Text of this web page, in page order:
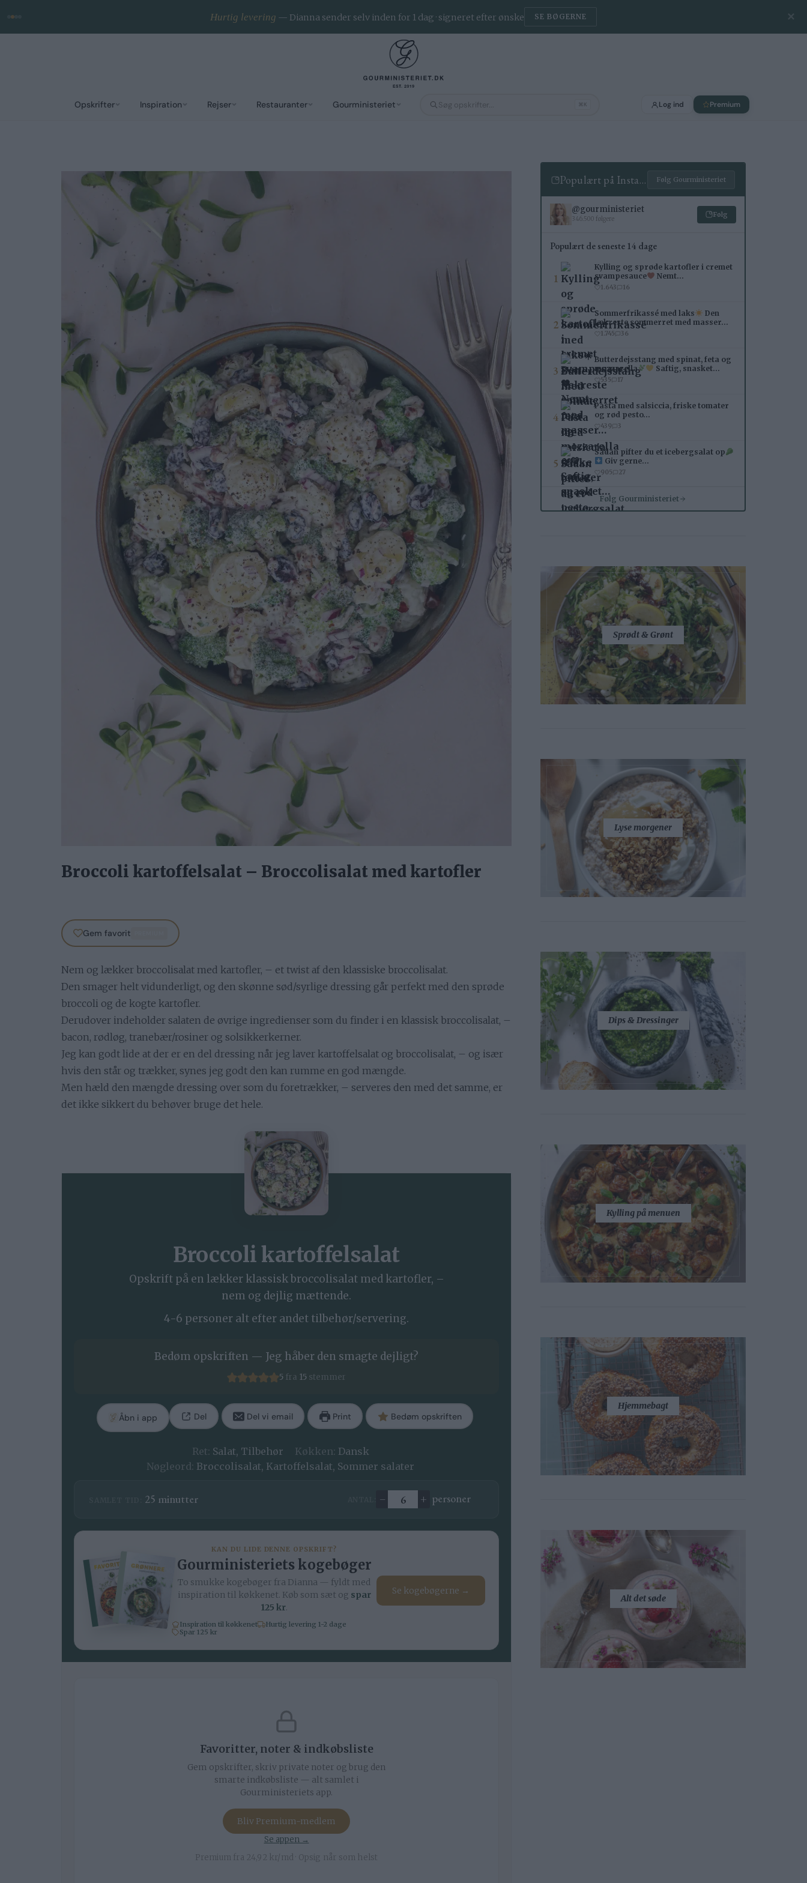
Opskrifter Inspiration Rejser Restauranter Gourministeriet ⌘K Log ind Premium
Hurtig levering — Dianna sender selv inden for 1 dag · signeret efter ønske SE BØGERNE ✕
Broccoli kartoffelsalat – Broccolisalat med kartofler
Gem favorit
Nem og lækker broccolisalat med kartofler, – et twist af den klassiske broccolisalat.
Den smager helt vidunderligt, og den skønne sød/syrlige dressing går perfekt med den sprøde
broccoli og de kogte kartofler.
Derudover indeholder salaten de øvrige ingredienser som du finder i en klassisk broccolisalat, –
bacon, rødløg, tranebær/rosiner og solsikkerkerner.
Jeg kan godt lide at der er en del dressing når jeg laver kartoffelsalat og broccolisalat, – og især
hvis den står og trækker, synes jeg godt den kan rumme en god mængde.
Men hæld den mængde dressing over som du foretrækker, – serveres den med det samme, er
det ikke sikkert du behøver bruge det hele.
Broccoli kartoffelsalat
Opskrift på en lækker klassisk broccolisalat med kartofler, –
nem og dejlig mættende.
4-6 personer alt efter andet tilbehør/servering.
Bedøm opskriften — Jeg håber den smagte dejligt?
5 fra 15 stemmer
Åbn i app Del Del vi email Print Bedøm opskriften
Ret: Salat, Tilbehør Køkken: Dansk
Nøgleord: Broccolisalat, Kartoffelsalat, Sommer salater
25minutter
minutter
Ændre antal
– + personer
KAN DU LIDE DENNE OPSKRIFT?
Gourministeriets kogebøger
To smukke kogebøger fra Dianna — fyldt med
inspiration til køkkenet. Køb som sæt og spar
125 kr.
Inspiration til køkkenet
Hurtig levering 1-2 dage
Spar 125 kr
Se kogebøgerne →
Favoritter, noter & indkøbsliste
Gem opskrifter, skriv private noter og brug den
smarte indkøbsliste — alt samlet i
Gourministeriets app.
Bliv Premium-medlem
Se appen →
Premium fra 24,92 kr/md · Opsig når som helst
Populært på Instagram Følg Gourministeriet
@gourministeriet
346.500 følgere
Følg
Populært de seneste 14 dage
1
Kylling og sprøde kartofler i cremet
svampesauce
Nemt…
1.643 16
2
Sommerfrikassé med laks
Den
lækreste sommerret med masser…
1.745 36
3
Butterdejsstang med spinat, feta og
mozzarella
Saftig, snasket…
535 17
4
Pasta med salsiccia, friske tomater
og rød pesto…
439 3
5
Sådan pifter du et icebergsalat op
Giv gerne…
905 27
Følg Gourministeriet
Sprødt & Grønt
Lyse morgener
Dips & Dressinger
Kylling på menuen
Hjemmebagt
Alt det søde